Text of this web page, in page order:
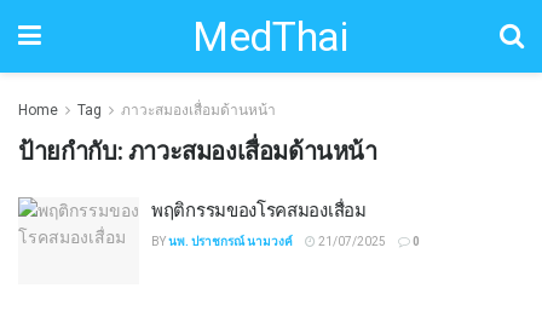
MedThai
Home Tag ภาวะสมองเสื่อมด้านหน้า
ป้ายกำกับ: ภาวะสมองเสื่อมด้านหน้า
พฤติกรรมของโรคสมองเสื่อม
BYนพ. ปราชกรณ์ นามวงค์ 21/07/2025 0